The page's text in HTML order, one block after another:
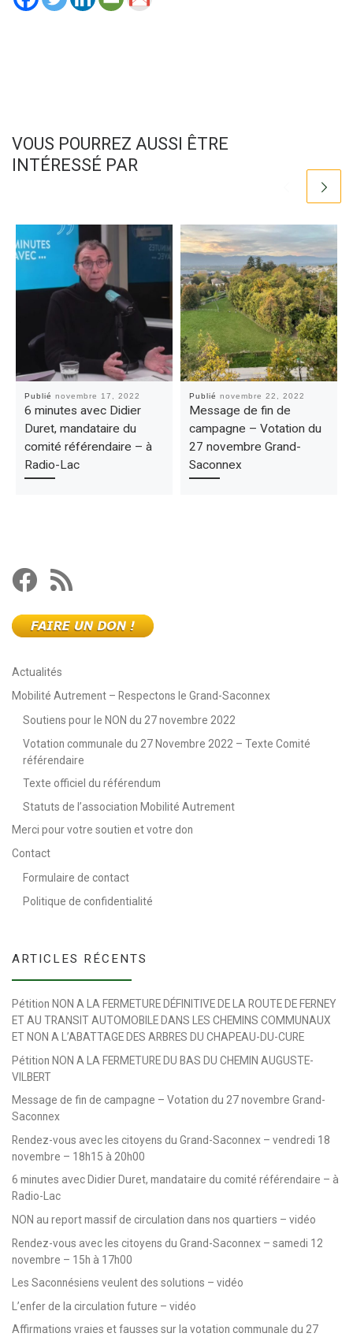
VOUS POURREZ AUSSI ÊTRE
INTÉRESSÉ PAR
Publiénovembre 17, 2022
6 minutes avec Didier
Duret, mandataire du
comité référendaire – à
Radio-Lac
Publiénovembre 22, 2022
Message de fin de
campagne – Votation du
27 novembre Grand-
Saconnex
Actualités
Mobilité Autrement – Respectons le Grand-Saconnex
Soutiens pour le NON du 27 novembre 2022
Votation communale du 27 Novembre 2022 – Texte Comité
référendaire
Texte officiel du référendum
Statuts de l’association Mobilité Autrement
Merci pour votre soutien et votre don
Contact
Formulaire de contact
Politique de confidentialité
ARTICLES RÉCENTS
Pétition NON A LA FERMETURE DÉFINITIVE DE LA ROUTE DE FERNEY
ET AU TRANSIT AUTOMOBILE DANS LES CHEMINS COMMUNAUX
ET NON A L’ABATTAGE DES ARBRES DU CHAPEAU-DU-CURE
Pétition NON A LA FERMETURE DU BAS DU CHEMIN AUGUSTE-
VILBERT
Message de fin de campagne – Votation du 27 novembre Grand-
Saconnex
Rendez-vous avec les citoyens du Grand-Saconnex – vendredi 18
novembre – 18h15 à 20h00
6 minutes avec Didier Duret, mandataire du comité référendaire – à
Radio-Lac
NON au report massif de circulation dans nos quartiers – vidéo
Rendez-vous avec les citoyens du Grand-Saconnex – samedi 12
novembre – 15h à 17h00
Les Saconnésiens veulent des solutions – vidéo
L’enfer de la circulation future – vidéo
Affirmations vraies et fausses sur la votation communale du 27